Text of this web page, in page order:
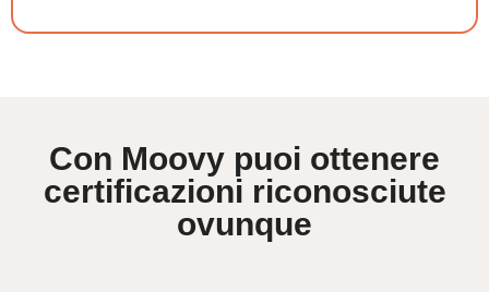
Con Moovy puoi ottenere
certificazioni riconosciute
ovunque